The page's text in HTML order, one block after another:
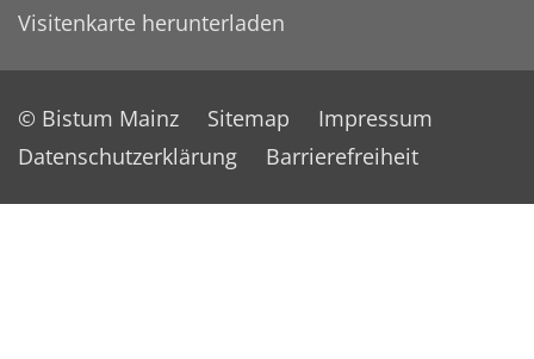
Visitenkarte herunterladen
© Bistum Mainz Sitemap
Impressum
Datenschutzerklärung
Barrierefreiheit